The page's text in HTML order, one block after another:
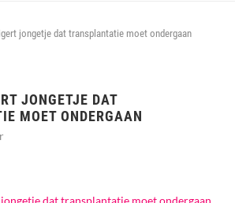
jongetje dat transplantatie moet ondergaan
JONGETJE DAT
MOET ONDERGAAN